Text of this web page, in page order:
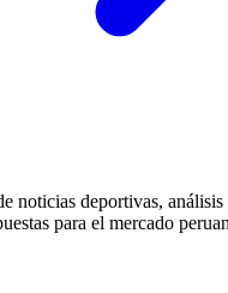
noticias deportivas, análisis
para el mercado